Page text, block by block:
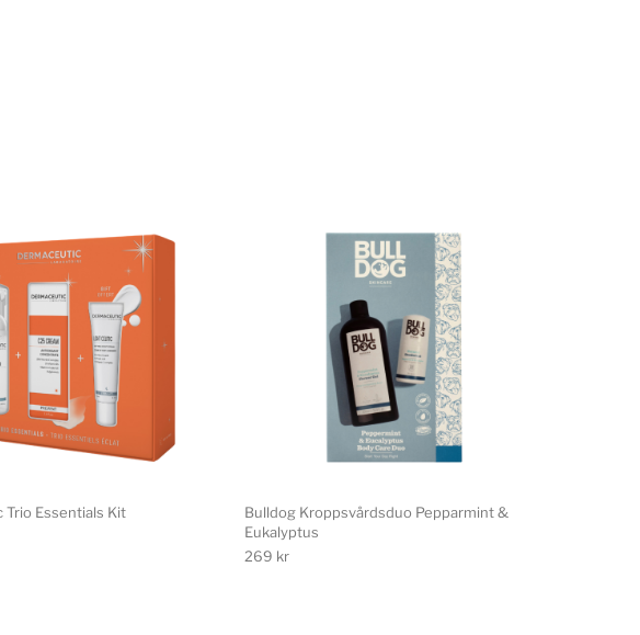
Trio Essentials Kit
Bulldog Kroppsvårdsduo Pepparmint &
Eukalyptus
269 kr